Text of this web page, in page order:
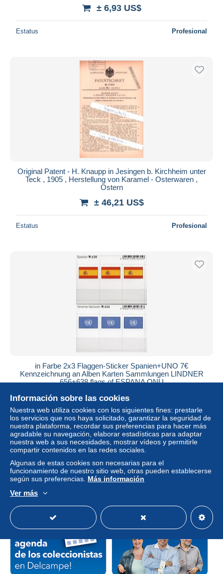
Categoría patrocinada por
± 6,93 US$
Estatus Profesional
Original Patent - H. Knaupp in Jesingen b. Kirchheim unter
Teck , 1905 , Herstellung von Karamel - Osterwaren ,
Ostern
± 46,21 US$
Estatus Profesional
in Farbe 2x3 Flaggen-Sticker Spanien+UNO 7€
Kennzeichnung an Alben Karten Sammlungen LINDNER
656+638 flags of ESPANA ONU
± 7,51 US$
Estatus Privado
Información sobre las cookies
Nuestra web utiliza cookies con los siguientes fines: prestarle
los servicios que nos haya solicitado, garantizar la seguridad de
nuestra plataforma, recordar sus preferencias para hacer más
agradable su navegación, elaborar estadísticas para adaptar
nuestra web a sus necesidades, mostrar vídeos y permitirle
compartir contenidos en las redes sociales.
Algunas de estas cookies son necesarias para el
funcionamiento de nuestro sitio web, otras pueden establecerse
según sus preferencias. Más información
Ver más